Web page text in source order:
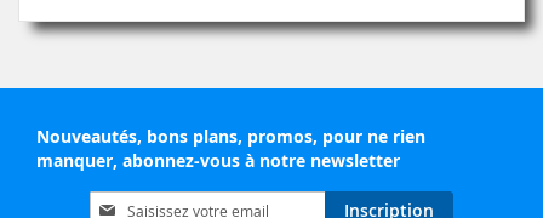
Nouveautés, bons plans, promos, pour ne rien
manquer, abonnez-vous à notre newsletter
Inscription
Inscription